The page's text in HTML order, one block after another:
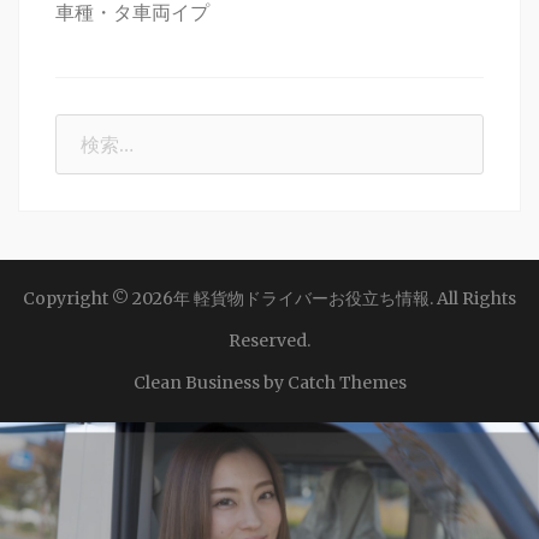
車種・タ車両イプ
Copyright © 2026年軽貨物ドライバーお役立ち情報. All Rights
Reserved.
Clean Business by Catch Themes